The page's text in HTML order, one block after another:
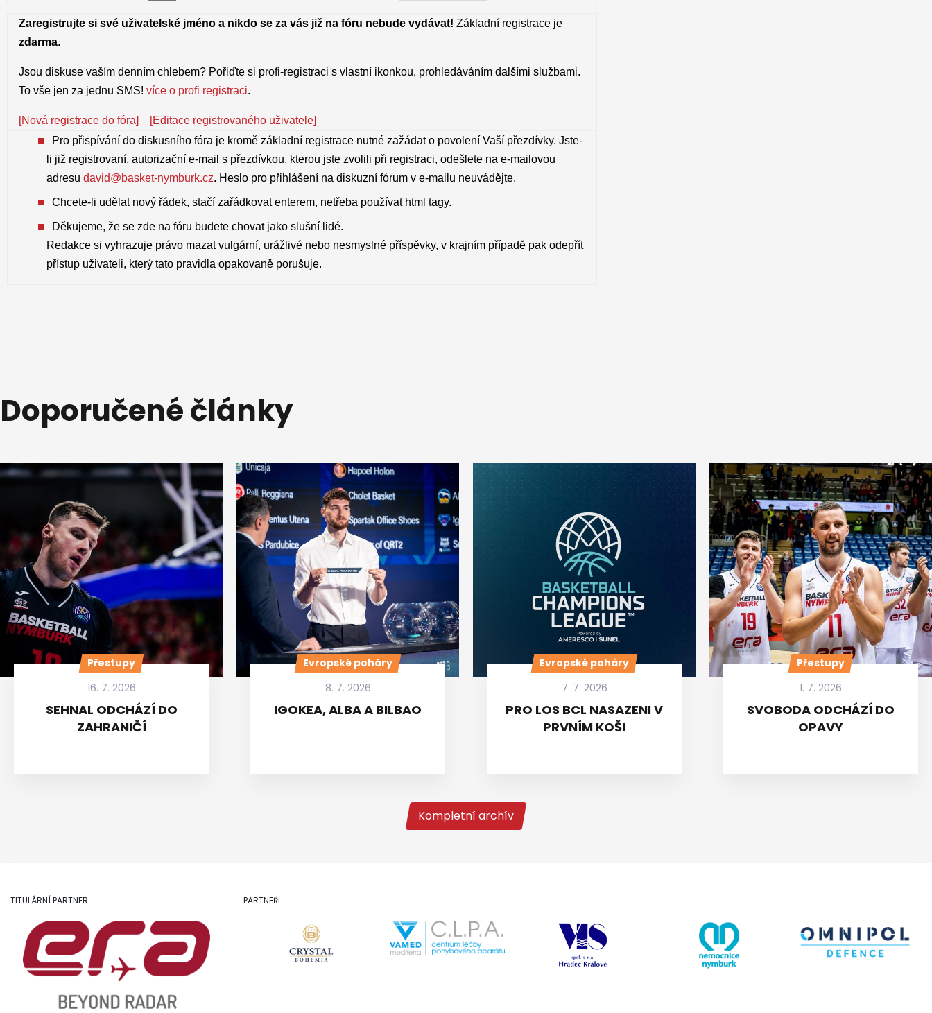
Zaregistrujte si své uživatelské jméno a nikdo se za vás již na fóru nebude vydávat! Základní registrace je
zdarma.
Jsou diskuse vaším denním chlebem? Pořiďte si profi-registraci s vlastní ikonkou, prohledáváním dalšími službami.
To vše jen za jednu SMS! více o profi registraci.
[Nová registrace do fóra]
[Editace registrovaného uživatele]
Pro přispívání do diskusního fóra je kromě základní registrace nutné zažádat o povolení Vaší přezdívky. Jste-
li již registrovaní, autorizační e-mail s přezdívkou, kterou jste zvolili při registraci, odešlete na e-mailovou
adresu david@basket-nymburk.cz. Heslo pro přihlášení na diskuzní fórum v e-mailu neuvádějte.
Chcete-li udělat nový řádek, stačí zařádkovat enterem, netřeba používat html tagy.
Děkujeme, že se zde na fóru budete chovat jako slušní lidé.
Redakce si vyhrazuje právo mazat vulgární, urážlivé nebo nesmyslné příspěvky, v krajním případě pak odepřít
přístup uživateli, který tato pravidla opakovaně porušuje.
Doporučené články
Přestupy
16. 7. 2026
SEHNAL ODCHÁZÍ DO
ZAHRANIČÍ
Evropské poháry
8. 7. 2026
IGOKEA, ALBA A BILBAO
Evropské poháry
7. 7. 2026
PRO LOS BCL NASAZENI V
PRVNÍM KOŠI
Přestupy
1. 7. 2026
SVOBODA ODCHÁZÍ DO
OPAVY
Kompletní archív
TITULÁRNÍ PARTNER PARTNEŘI